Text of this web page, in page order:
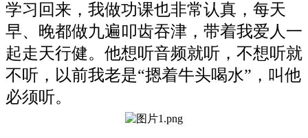
学习回来，我做功课也非常认真，每天
早、晚都做九遍叩齿吞津，带着我爱人一
起走天行健。他想听音频就听，不想听就
不听，以前我老是“摁着牛头喝水”，叫他
必须听。